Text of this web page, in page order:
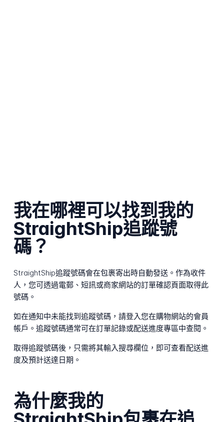
我在哪裡可以找到我的
StraightShip追蹤號
碼？
StraightShip追蹤號碼會在包裹寄出時自動發送。作為收件
人，您可透過電郵、短訊或商家網站的訂單確認頁面取得此
號碼。
如在通知中未能找到追蹤號碼，請登入您在購物網站的會員
帳戶。追蹤號碼通常可在訂單記錄或配送進度專區中查閱。
取得追蹤號碼後，只需將其輸入搜尋欄位，即可查看配送進
度及預計送達日期。
為什麼我的